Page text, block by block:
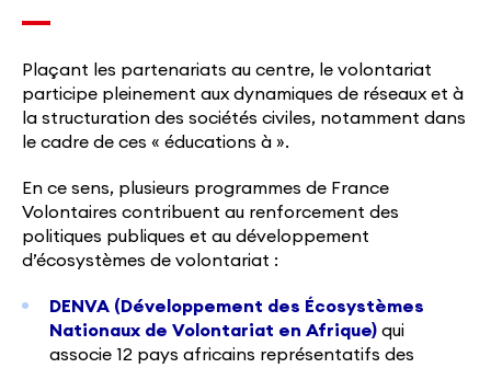
Plaçant les partenariats au centre, le volontariat
participe pleinement aux dynamiques de réseaux et à
la structuration des sociétés civiles, notamment dans
le cadre de ces « éducations à ».
En ce sens, plusieurs programmes de France
Volontaires contribuent au renforcement des
politiques publiques et au développement
d’écosystèmes de volontariat :
DENVA (Développement des Écosystèmes
Nationaux de Volontariat en Afrique) qui
associe 12 pays africains représentatifs des